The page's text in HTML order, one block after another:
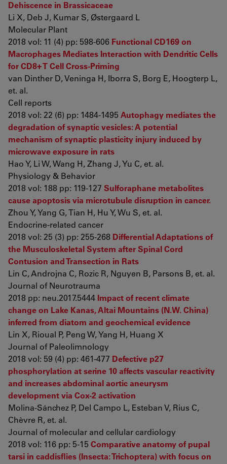
Dehiscence in Brassicaceae
Li X, Deb J, Kumar S, Østergaard L
Molecular Plant
2018 vol: 11 (4) pp: 598-606 Functional CD169 on
Macrophages Mediates Interaction with Dendritic Cells
for CD8+ T Cell Cross-Priming
van Dinther D, Veninga H, Iborra S, Borg E, Hoogterp L,
et. al.
Cell reports
2018 vol: 22 (6) pp: 1484-1495 Autophagy mediates the
degradation of synaptic vesicles: A potential
mechanism of synaptic plasticity injury induced by
microwave exposure in rats
Hao Y, Li W, Wang H, Zhang J, Yu C, et. al.
Physiology & Behavior
2018 vol: 188 pp: 119-127 Sulforaphane metabolites
cause apoptosis via microtubule disruption in cancer.
Zhou Y, Yang G, Tian H, Hu Y, Wu S, et. al.
Endocrine-related cancer
2018 vol: 25 (3) pp: 255-268 Differential Adaptations of
the Musculoskeletal System after Spinal Cord
Contusion and Transection in Rats
Lin C, Androjna C, Rozic R, Nguyen B, Parsons B, et. al.
Journal of Neurotrauma
2018 pp: neu.2017.5444 Impact of recent climate
change on Lake Kanas, Altai Mountains (N.W. China)
inferred from diatom and geochemical evidence
Lin X, Rioual P, Peng W, Yang H, Huang X
Journal of Paleolimnology
2018 vol: 59 (4) pp: 461-477 Defective p27
phosphorylation at serine 10 affects vascular reactivity
and increases abdominal aortic aneurysm
development via Cox-2 activation
Molina-Sánchez P, Del Campo L, Esteban V, Rius C,
Chèvre R, et. al.
Journal of molecular and cellular cardiology
2018 vol: 116 pp: 5-15 Comparative anatomy of pupal
tarsi in caddisflies (Insecta: Trichoptera) with focus on